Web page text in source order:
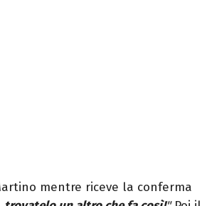
mentre riceve la conferma